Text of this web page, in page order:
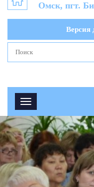
Омск, пгт.
Версия